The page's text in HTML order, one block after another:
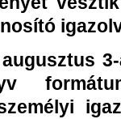
augusztus